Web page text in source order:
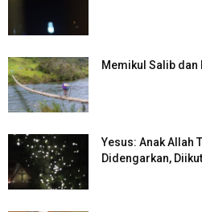
Memikul Salib dan
Yesus: Anak Allah
Didengarkan,